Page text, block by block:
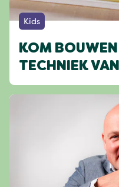
Kids
KOM
TECHNIEK